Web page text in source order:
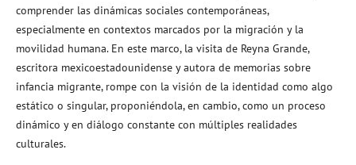
comprender las dinámicas sociales contemporáneas,
especialmente en contextos marcados por la migración y la
movilidad humana. En este marco, la visita de Reyna Grande,
escritora mexicoestadounidense y autora de memorias sobre
infancia migrante, rompe con la visión de la identidad como algo
estático o singular, proponiéndola, en cambio, como un proceso
dinámico y en diálogo constante con múltiples realidades
culturales.